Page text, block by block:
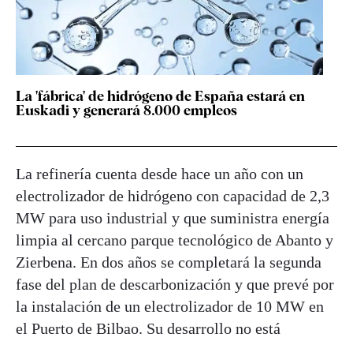
La 'fábrica' de hidrógeno de España estará en
Euskadi y generará 8.000 empleos
La refinería cuenta desde hace un año con un
electrolizador de hidrógeno con capacidad de 2,3
MW para uso industrial y que suministra energía
limpia al cercano parque tecnológico de Abanto y
Zierbena. En dos años se completará la segunda
fase del plan de descarbonización y que prevé por
la instalación de un electrolizador de 10 MW en
el Puerto de Bilbao. Su desarrollo no está